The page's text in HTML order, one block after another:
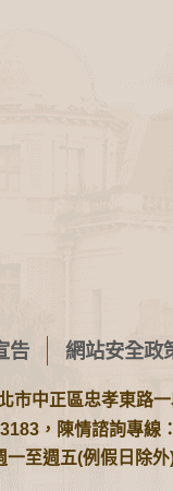
告 網站安全政
市中正區忠孝東路
，陳情諮詢專線
一至週五(例假日除